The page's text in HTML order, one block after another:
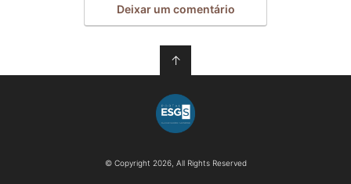
Deixar um comentário
↑
© Copyright 2026, All Rights Reserved